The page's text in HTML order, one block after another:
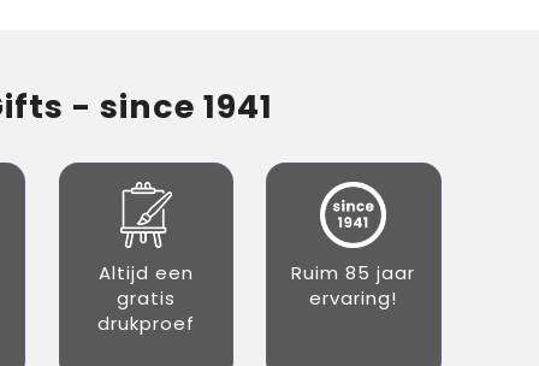
- since 1941
Altijd een
gratis
drukproef
Ruim 85 jaar
ervaring!